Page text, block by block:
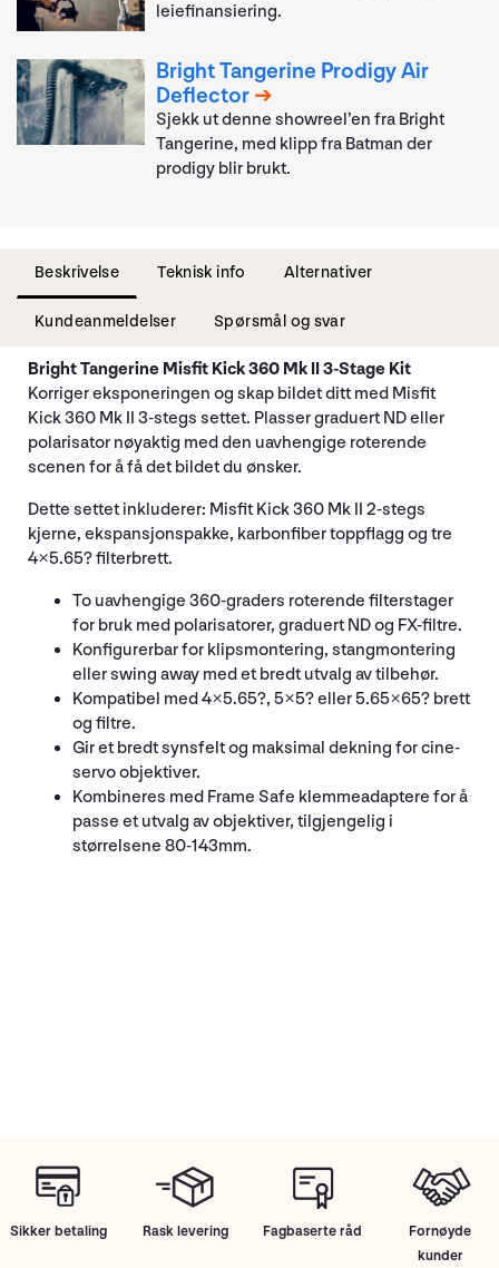
leiefinansiering.
Bright Tangerine Prodigy Air
Deflector
Sjekk ut denne showreel’en fra Bright
Tangerine, med klipp fra Batman der
prodigy blir brukt.
Beskrivelse Teknisk info Alternativer
Kundeanmeldelser Spørsmål og svar
Bright Tangerine Misfit Kick 360 Mk II 3-Stage Kit
Korriger eksponeringen og skap bildet ditt med Misfit
Kick 360 Mk II 3-stegs settet. Plasser graduert ND eller
polarisator nøyaktig med den uavhengige roterende
scenen for å få det bildet du ønsker.
Dette settet inkluderer: Misfit Kick 360 Mk II 2-stegs
kjerne, ekspansjonspakke, karbonfiber toppflagg og tre
4×5.65? filterbrett.
To uavhengige 360-graders roterende filterstager
for bruk med polarisatorer, graduert ND og FX-filtre.
Konfigurerbar for klipsmontering, stangmontering
eller swing away med et bredt utvalg av tilbehør.
Kompatibel med 4×5.65?, 5×5? eller 5.65×65? brett
og filtre.
Gir et bredt synsfelt og maksimal dekning for cine-
servo objektiver.
Kombineres med Frame Safe klemmeadaptere for å
passe et utvalg av objektiver, tilgjengelig i
størrelsene 80-143mm.
Sikker betaling Rask levering Fagbaserte råd
Fornøyde
kunder